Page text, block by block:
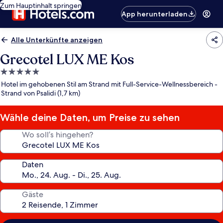
Zum Hauptinhalt springen
App herunterladen
Alle Unterkünfte anzeigen
Grecotel LUX ME Kos
5.0-
Sterne-
Unterkunft
Hotel im gehobenen Stil am Strand mit Full-Service-Wellnessbereich -
Strand von Psalidi (1,7 km)
Wähle deine Daten, um Preise zu sehen
Wo soll’s hingehen?
Daten
Gäste